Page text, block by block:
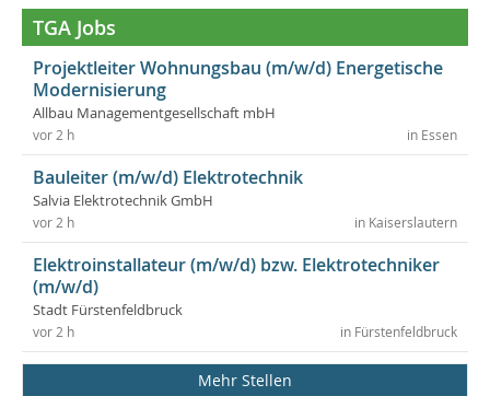
TGA Jobs
Projektleiter Wohnungsbau (m/w/d) Energetische
Modernisierung
Allbau Managementgesellschaft mbH
in Essen
vor 2 h
Bauleiter (m/w/d) Elektrotechnik
Salvia Elektrotechnik GmbH
in Kaiserslautern
vor 2 h
Elektroinstallateur (m/w/d) bzw. Elektrotechniker
(m/w/d)
Stadt Fürstenfeldbruck
in Fürstenfeldbruck
vor 2 h
Mehr Stellen